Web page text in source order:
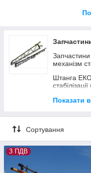
розроблені для
металеві конструкції
термін експлуатації.
Купити штангу для
захисту рослин та
Замовте штангу зараз
механізм
Штанга
Демпфер
Показати
Сортування
З ПДВ